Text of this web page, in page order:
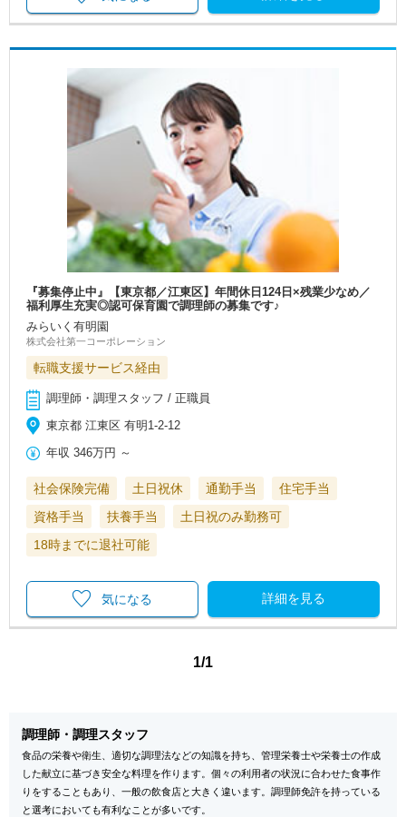
『募集停止中』【東京都／江東区】年間休日124日×残業少なめ／
福利厚生充実◎認可保育園で調理師の募集です♪
みらいく有明園
株式会社第一コーポレーション
転職支援サービス経由
調理師・調理スタッフ / 正職員
東京都 江東区 有明1-2-12
年収 346万円 ～
社会保険完備 土日祝休 通勤手当
住宅手当
資格手当
扶養手当
土日祝のみ勤務可
18時までに退社可能
詳細を見る
気になる
1/1
調理師・調理スタッフ
食品の栄養や衛生、適切な調理法などの知識を持ち、管理栄養士や栄養士の作成
した献立に基づき安全な料理を作ります。個々の利用者の状況に合わせた食事作
りをすることもあり、一般の飲食店と大きく違います。調理師免許を持っている
と選考においても有利なことが多いです。